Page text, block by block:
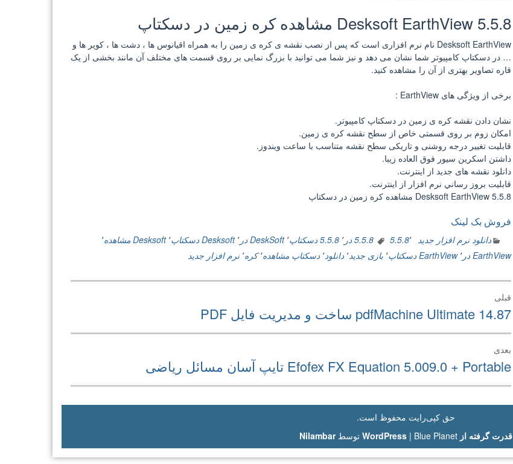
Desksoft EarthView 5.5.8 مشاهده کره زمین در دسکتاپ
Desksoft EarthView نام نرم افزاری است که پس از نصب نقشه ی کره ی زمین را به همراه اقیانوس ها ، دشت ها ، کویر ها و
… در دسکتاپ کامپیوتر شما نشان می دهد و نیز شما می توانید با بزرگ نمایی بر روی قسمت های مختلف آن مانند بخشی از یک
قاره تصاویر بهتری از آن را مشاهده کنید.
برخی از ویژگی های EarthView :
نشان دادن نقشه کره ی زمین در دسکتاپ کامپیوتر.
امکان زوم بر روی قسمتی خاص از سطح نقشه کره ی زمین.
قابلیت تغییر درجه روشنی و تاریکی سطح نقشه متناسب با ساعت ویندوز.
داشتن اسکرین سیور فوق العاده زیبا.
دانلود نقشه های جدید از اینترنت.
قابليت بروز رساني نرم افزار از اينترنت.
Desksoft EarthView 5.5.8 مشاهده کره زمین در دسکتاپ
فروش بک لینک
دانلود نرم افزار جدید 5.5.8٬ 5.5.8 در ٬ 5.5.8 دسکتاپ ٬ DeskSoft در ٬ Desksoft دسکتاپ ٬ Desksoft مشاهده
٬
EarthView در
٬ EarthView دسکتاپ ٬ بازی جدید٬ دانلود٬ دسکتاپ مشاهده٬ کره٬ نرم افزار جدید
راهبری
نوشته
قبلی
نوشته
قبلی:
pdfMachine Ultimate 14.87 ساخت و مدیریت فایل PDF
بعدی
نوشته
بعدی:
Efofex FX Equation 5.009.0 + Portable تایپ آسان مسائل ریاضی
حق کپی‌رایت محفوظ است.
قدرت گرفته از WordPress
| Blue Planet توسط Nilambar